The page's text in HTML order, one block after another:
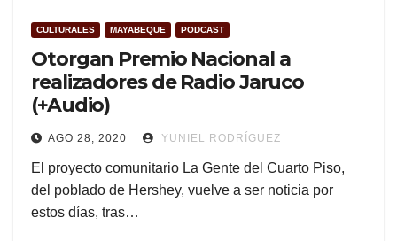
CULTURALES MAYABEQUE PODCAST
Otorgan Premio Nacional a
realizadores de Radio Jaruco
(+Audio)
AGO 28, 2020 YUNIEL RODRÍGUEZ
El proyecto comunitario La Gente del Cuarto Piso,
del poblado de Hershey, vuelve a ser noticia por
estos días, tras…